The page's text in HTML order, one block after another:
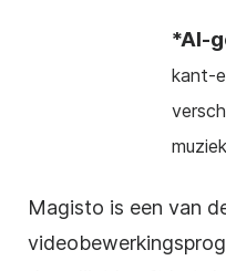
*AI-
kant-
Magisto is een van